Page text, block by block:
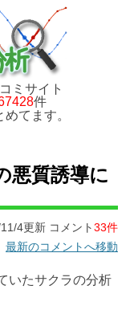
ミサイト
件
めてます。
悪質誘導に
4更新 コメント33件
最新のコメントへ移動
いたサクラの分析